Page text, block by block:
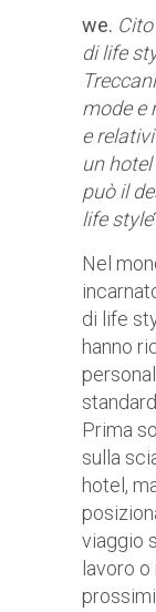
we.
di life
mode e
e
un
può il
life style
Nel
di life
hanno
Prima
sulla
hotel,
viaggio
lavoro